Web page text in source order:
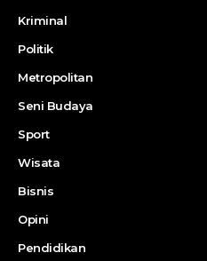
Kriminal
Politik
Metropolitan
Seni Budaya
Sport
Wisata
Bisnis
Opini
Pendidikan